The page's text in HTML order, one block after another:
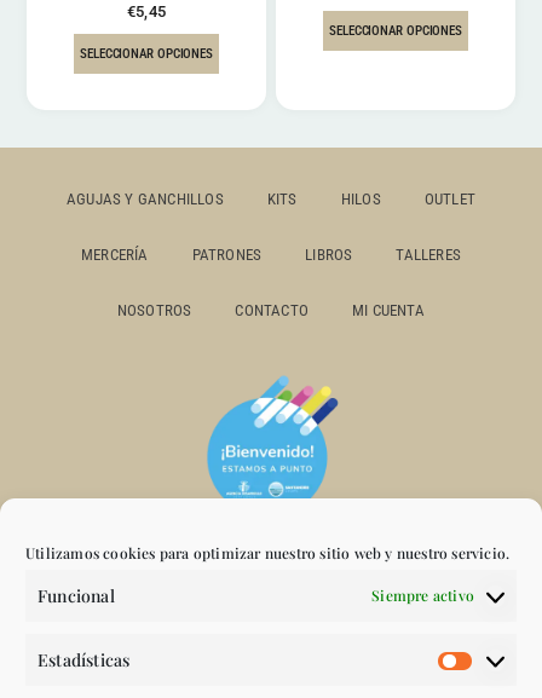
Utilizamos cookies para optimizar nuestro sitio web y nuestro servicio.
Funcional Siempre activo
Estadísticas
€5,45
SELECCIONAR OPCIONES
SELECCIONAR OPCIONES
AGUJAS Y GANCHILLOS KITS HILOS OUTLET
MERCERÍA PATRONES LIBROS TALLERES
NOSOTROS CONTACTO MI CUENTA